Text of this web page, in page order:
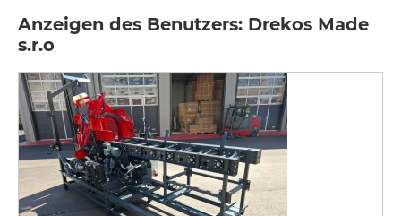
Anzeigen des Benutzers: Drekos Made
s.r.o